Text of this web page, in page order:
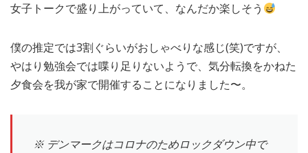
女子トークで盛り上がっていて、なんだか楽しそう
僕の推定では3割ぐらいがおしゃべりな感じ(笑)ですが、
やはり勉強会では喋り足りないようで、気分転換をかねた
夕食会を我が家で開催することになりました〜。
※ デンマークはコロナのためロックダウン中で